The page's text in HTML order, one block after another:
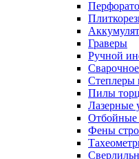
Граверы
Ручной
Степлеры
Пилы
Лазерные
Отбойные
Фены